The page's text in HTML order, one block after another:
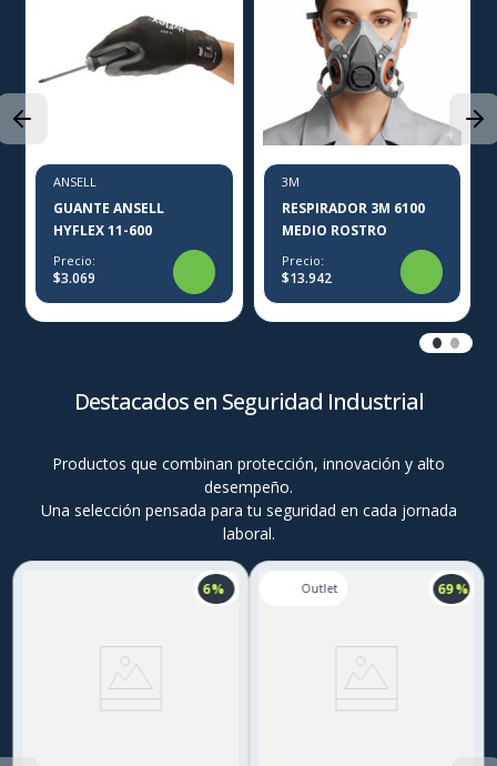
ANSELL
GUANTE ANSELL
HYFLEX 11-600
Precio:
$3.069
3M
RESPIRADOR 3M 6100
MEDIO ROSTRO
Precio:
$13.942
Destacados en Seguridad Industrial
Productos que combinan protección, innovación y alto
desempeño.
Una selección pensada para tu seguridad en cada jornada
laboral.
6 % 69 %